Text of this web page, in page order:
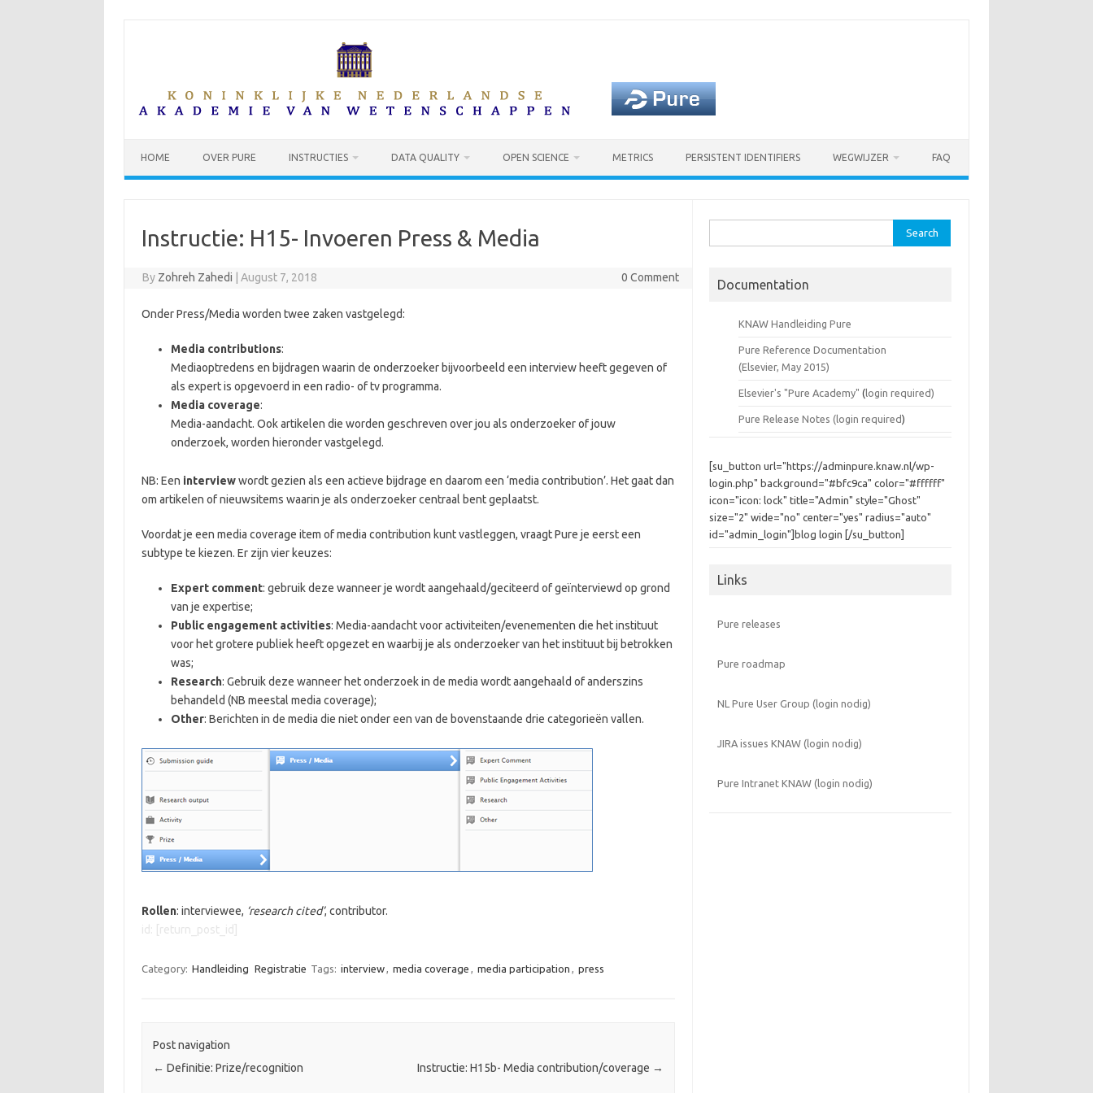
HOME OVER PURE INSTRUCTIES DATA QUALITY OPEN SCIENCE METRICS PERSISTENT IDENTIFIERS WEGWIJZER FAQ
Instructie: H15- Invoeren Press & Media
By Zohreh Zahedi August 7, 2018 0 Comment
Onder Press/Media worden twee zaken vastgelegd:
Media contributions:
Mediaoptredens en bijdragen waarin de onderzoeker bijvoorbeeld een interview heeft gegeven of
als expert is opgevoerd in een radio- of tv programma.
Media coverage:
Media-aandacht. Ook artikelen die worden geschreven over jou als onderzoeker of jouw
onderzoek, worden hieronder vastgelegd.
NB: Een interviewwordt gezien als een actieve bijdrage en daarom een ‘media contribution’. Het gaat dan
om artikelen of nieuwsitems waarin je als onderzoeker centraal bent geplaatst.
Voordat je een media coverage item of media contribution kunt vastleggen, vraagt Pure je eerst een
subtype te kiezen. Er zijn vier keuzes:
Expert comment: gebruik deze wanneer je wordt aangehaald/geciteerd of geïnterviewd op grond
van je expertise;
Public engagement activities: Media-aandacht voor activiteiten/evenementen die het instituut
voor het grotere publiek heeft opgezet en waarbij je als onderzoeker van het instituut bij betrokken
was;
Research: Gebruik deze wanneer het onderzoek in de media wordt aangehaald of anderszins
behandeld (NB meestal media coverage);
Other: Berichten in de media die niet onder een van de bovenstaande drie categorieën vallen.
Rollen: interviewee, ‘research cited’, contributor.
id: [return_post_id]
Category: Handleiding Registratie Tags: interview, media coverage , media participation , press
Post navigation
← Definitie: Prize/recognition Instructie: H15b- Media contribution/coverage →
for:
Documentation
KNAW Handleiding Pure
Pure Reference Documentation
(Elsevier, May 2015)
Elsevier's "Pure Academy" (login required)
Pure Release Notes (login required)
[su_button url="https://adminpure.knaw.nl/wp-
login.php" background="#bfc9ca" color="#ffffff"
icon="icon: lock" title="Admin" style="Ghost"
size="2" wide="no" center="yes" radius="auto"
id="admin_login"]blog login [/su_button]
Links
Pure releases
Pure roadmap
NL Pure User Group (login nodig)
JIRA issues KNAW (login nodig)
Pure Intranet KNAW (login nodig)